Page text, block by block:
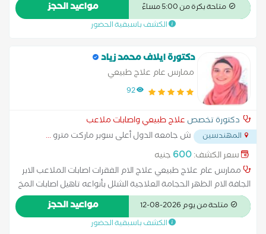
متاحة بكرة من 5:00 مساءً مواعيد الحجز
الكشف باسبقية الحضور
دكتورة ايلاف محمد زياد
ممارس عام علاج طبيعي
92
دكتورة تخصص علاج طبيعي واصابات ملاعب
المهندسين ش جامعه الدول أعلى سوبر ماركت مترو...
سعر الكشف:600 جنيه
ممارس عام علاج طبيعي علاج الام الفقرات اصابات الملاعب الابر
الجافة الام الظهر الحجامة العلاجية الشلل بأنواعه تاهيل اصابات المخ
والاعصاب وعلاج الجلطات تاهيل اصابات وما بعد جراحات الرباط
الصليبي خشونة الركبة عرق النسا علاج أمراض المفاصل علاج الام
الفقرات علاج تمزق الاربطة والشد العضلى
متاحة من يوم 2026-08-12 مواعيد الحجز
الكشف باسبقية الحضور